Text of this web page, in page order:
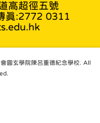
高超徑五號
真:2772 0311
圓玄學院陳呂重德紀念學校. All